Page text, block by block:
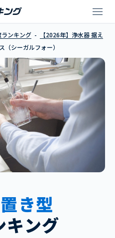
グランドデュークス（
ンキング
【2026年】浄水器 据え
（シーガルフォー）
き型
キング